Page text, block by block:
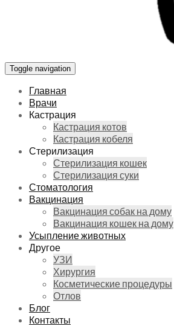
Toggle navigation
Главная
Врачи
Кастрация
Кастрация котов
Кастрация кобеля
Стерилизация
Стерилизация кошек
Стерилизация суки
Стоматология
Вакцинация
Вакцинация собак на дому
Вакцинация кошек на дому
Усыпление животных
Другое
УЗИ
Хирургия
Косметические процедуры
Отлов
Блог
Контакты